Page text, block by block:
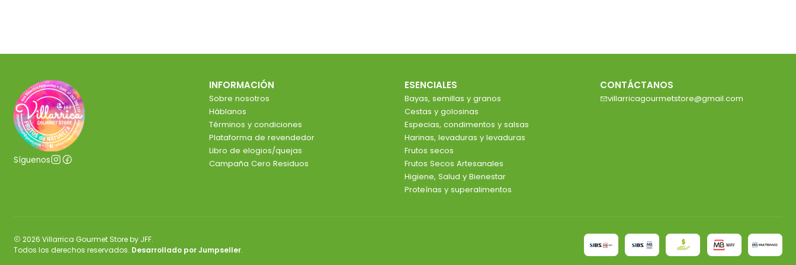
Síguenos
INFORMACIÓN
Sobre nosotros
Háblanos
Términos y condiciones
Plataforma de revendedor
Libro de elogios/quejas
Campaña Cero Residuos
ESENCIALES
Bayas, semillas y granos
Cestas y golosinas
Especias, condimentos y salsas
Harinas, levaduras y levaduras
Frutos secos
Frutos Secos Artesanales
Higiene, Salud y Bienestar
Proteínas y superalimentos
CONTÁCTANOS
villarricagourmetstore@gmail.com
2026 Villarrica Gourmet Store by JFF.
Todos los derechos reservados. Desarrollado por Jumpseller.